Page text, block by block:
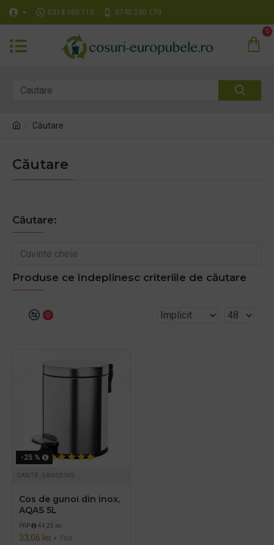
0314 100 110 0740 230 170
0
Căutare
Căutare
Căutare:
Produse ce îndeplinesc criteriile de căutare
0
-25 %
SANTR_SANSE345
Cos de gunoi din inox,
AQAS 5L
PRP 44,25 lei
33,06 lei + TVA